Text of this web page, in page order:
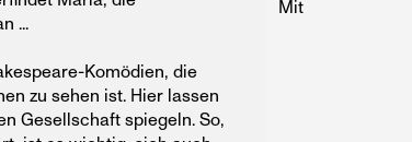
...
Komödien, die
zu sehen ist. Hier lassen
Gesellschaft spiegeln. So,
Mit